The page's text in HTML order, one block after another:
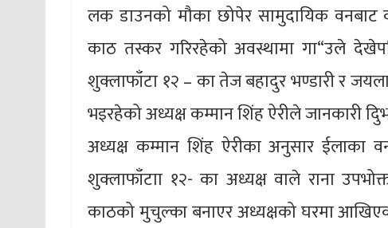
लक डाउनको मौका छोपेर सामुदायिक वनबाट
काठ तस्कर गरिरहेको अवस्थामा गा“उले
शुक्लाफाँटा १२ – का तेज बहादुर भण्डारी र
भइरहेको अध्यक्ष कम्मान शिंह ऐरीले जानकारी
अध्यक्ष कम्मान शिंह ऐरीका अनुसार ईलाका
शुक्लाफाँटाा १२- का अध्यक्ष वाले राना
काठको मुचुल्का बनाएर अध्यक्षको घरमा